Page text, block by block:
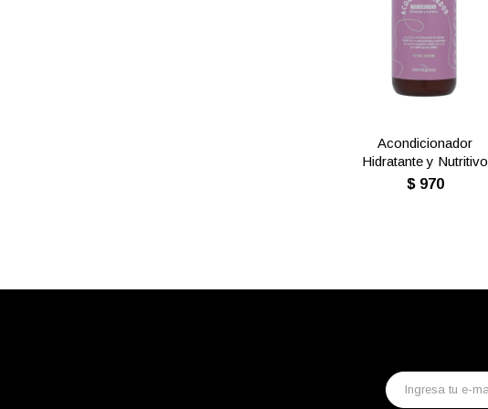
Acondicionador
Hidratante y Nutritivo
$ 970